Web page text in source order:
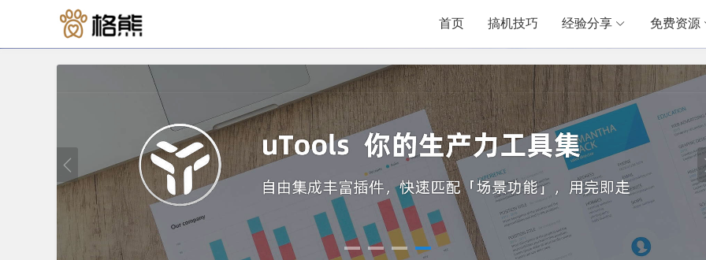
首页 搞机技巧 经验分享 免费资源